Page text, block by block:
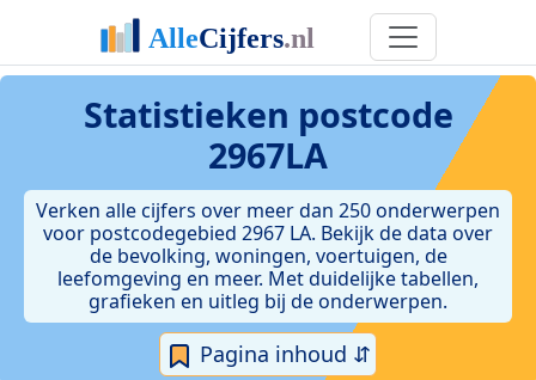
Statistieken postcode
2967LA
Verken alle cijfers over meer dan 250 onderwerpen
voor postcodegebied 2967 LA. Bekijk de data over
de bevolking, woningen, voertuigen, de
leefomgeving en meer. Met duidelijke tabellen,
grafieken en uitleg bij de onderwerpen.
Pagina inhoud ⇵